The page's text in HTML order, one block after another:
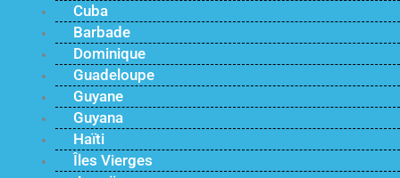
Cuba
Barbade
Dominique
Guadeloupe
Guyane
Guyana
Haïti
Îles Vierges